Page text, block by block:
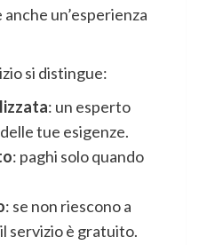
un’esperienza
si distingue:
: un esperto
tue esigenze.
: paghi solo quando
: se non riescono a
servizio è gratuito.